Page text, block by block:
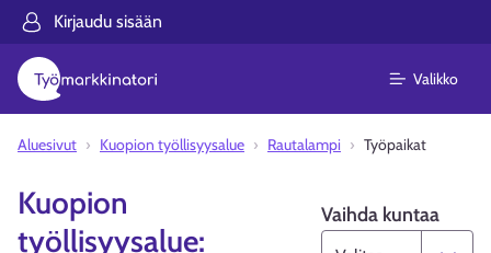
Kirjaudu sisään
Valikko
Aluesivut Kuopion työllisyysalue Rautalampi Työpaikat
Kuopion
työllisyysalue:
Vaihda kuntaa